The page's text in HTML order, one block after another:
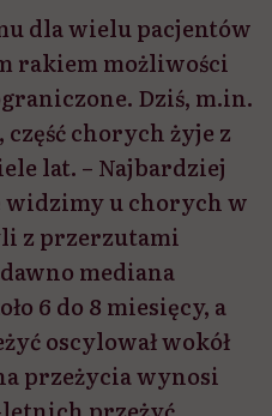
dla wielu pacjentów
rakiem możliwości
Dziś, m.in.
chorych żyje z
lat. – Najbardziej
widzimy u chorych w
z przerzutami
mediana
6 do 8 miesięcy, a
oscylował wokół
przeżycia wynosi